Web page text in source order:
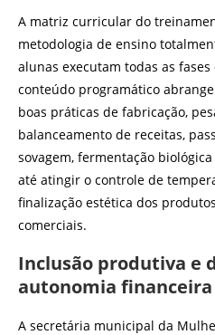
A matriz curricular do
metodologia de ensino
alunas executam todas as
conteúdo programático
boas práticas de fabricação,
balanceamento de receitas,
sovagem, fermentação
até atingir o controle de
finalização estética dos
comerciais.
Inclusão produtiva e
autonomia financeira
A secretária municipal da